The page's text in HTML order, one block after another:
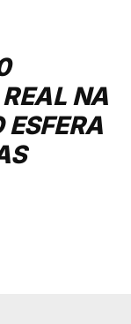
NA
ESFERA